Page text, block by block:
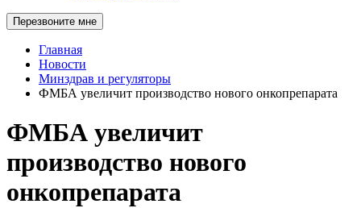
Перезвоните мне
Главная
Новости
Минздрав и регуляторы
ФМБА увеличит производство нового онкопрепарата
ФМБА увеличит
производство нового
онкопрепарата